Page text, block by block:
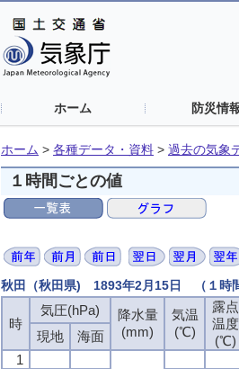
ホーム 防災情
ホーム > 各種データ・資料 > 過去の気象
１時間ごとの値
秋田（秋田県) 1893年2月15日 （１時間
時
気圧(hPa)
降水量
(mm)
気温
(℃)
露点
温度
(℃)
現地 海面
1